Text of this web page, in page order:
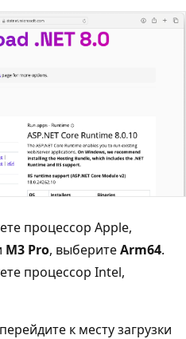
процессор Apple,
M3 Pro, выберитеArm64.
процессор Intel,
к месту загрузки